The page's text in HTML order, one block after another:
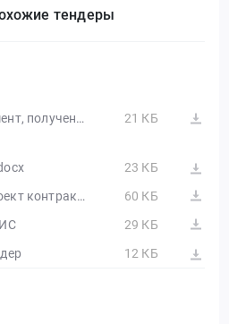
тендеры
Электронный документ, полученный из внешней системы.pdf 21 КБ
23 КБ
Приложение №2 Проект контракта.docx
60 КБ
29 КБ
12 КБ